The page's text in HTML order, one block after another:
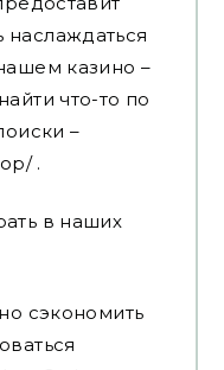
казино –
что-то по
–
.
в наших
сэкономить